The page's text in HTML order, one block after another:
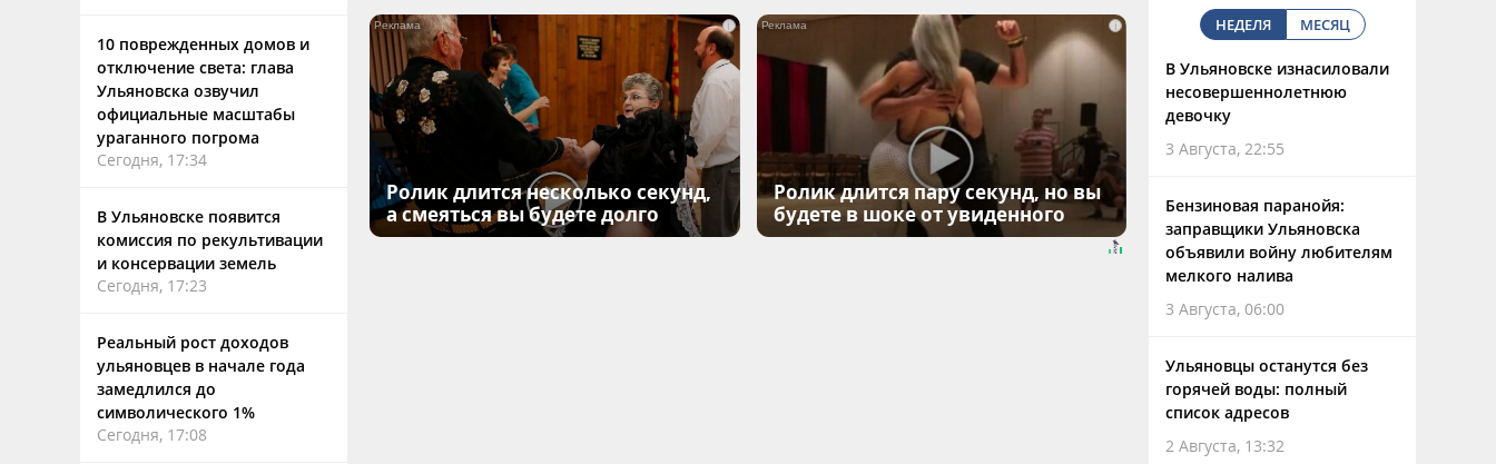
10 поврежденных домов и
отключение света: глава
Ульяновска озвучил
официальные масштабы
ураганного погрома
Сегодня, 17:34
В Ульяновске появится
комиссия по рекультивации
и консервации земель
Сегодня, 17:23
Реальный рост доходов
ульяновцев в начале года
замедлился до
символического 1%
Сегодня, 17:08
i
Ролик длится несколько секунд,
а смеяться вы будете долго
i
Ролик длится пару секунд, но вы
будете в шоке от увиденного
НЕДЕЛЯ МЕСЯЦ
В Ульяновске изнасиловали
несовершеннолетнюю
девочку
3 Августа, 22:55
Бензиновая паранойя:
заправщики Ульяновска
объявили войну любителям
мелкого налива
3 Августа, 06:00
Ульяновцы останутся без
горячей воды: полный
список адресов
2 Августа, 13:32